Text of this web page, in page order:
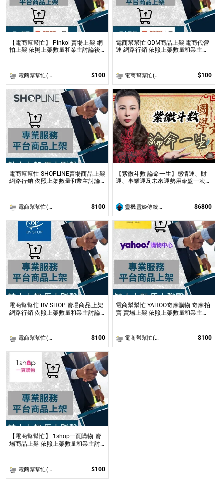
【電商幫幫忙】 Pinkoi 賣場上架 網
拍上架 依照上架數量和業主討論後
電商幫幫忙(電商平台代營運/電商上架/運營策略/網路行銷) $100
電商幫幫忙 QDM商品上架 電商代營
運 網路行銷 依照上架數量和業主討
電商幫幫忙(電商平台代營運/電商上架/運營策略/網路行銷) $100
電商幫幫忙 SHOPLINE賣場商品上架
網路行銷 依照上架數量和業主討論
電商幫幫忙(電商平台代營運/電商上架/運營策略/網路行銷) $100
【紫微斗數-論命一生】感情運、財
運、事業運及未來運勢用命盤一次解
年大限﹑大運，輕鬆迎接豐盛未來
靈機靈姬傳統文化學院 $6800
電商幫幫忙 BV SHOP 賣場商品上架
網路行銷 依照上架數量和業主討論
電商幫幫忙(電商平台代營運/電商上架/運營策略/網路行銷) $100
電商幫幫忙 YAHOO奇摩購物 奇摩拍
賣 賣場上架 依照上架數量和業主討
電商幫幫忙(電商平台代營運/電商上架/運營策略/網路行銷) $100
【電商幫幫忙】 1shop一頁購物 賣
場商品上架 依照上架數量和業主討
電商幫幫忙(電商平台代營運/電商上架/運營策略/網路行銷) $100